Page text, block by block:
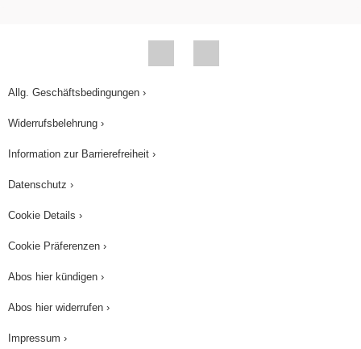
Allg. Geschäftsbedingungen ›
Widerrufsbelehrung ›
Information zur Barrierefreiheit ›
Datenschutz ›
Cookie Details ›
Cookie Präferenzen ›
Abos hier kündigen ›
Abos hier widerrufen ›
Impressum ›